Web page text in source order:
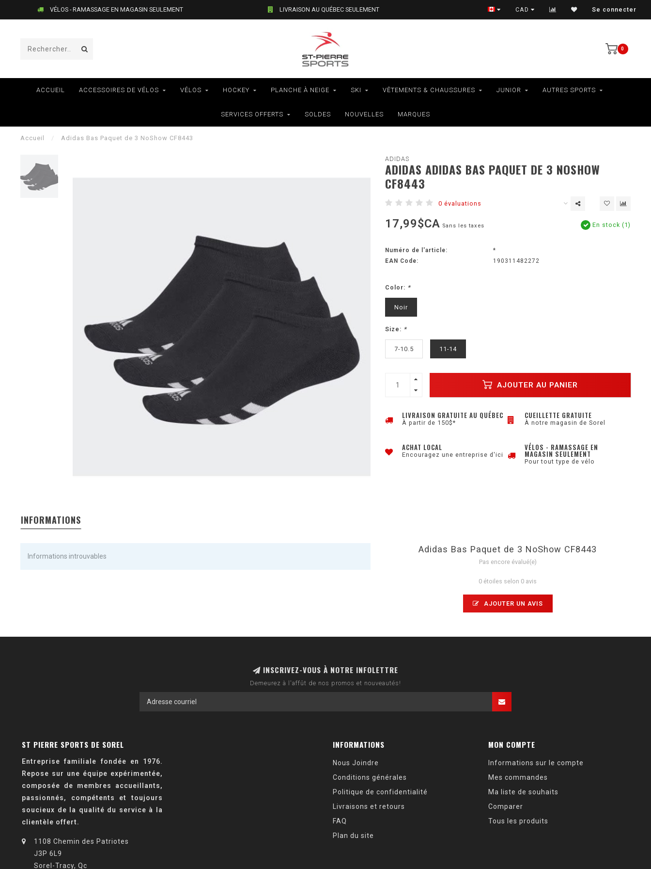
VÉLOS - RAMASSAGE EN MAGASIN SEULEMENT LIVRAISON AU QUÉBEC SEULEMENT VÉLOS - RAMASSAGE EN MAGASIN SEULEMENT
CAD Se connecter
0
ACCUEIL ACCESSOIRES DE VÉLOS VÉLOS HOCKEY PLANCHE À NEIGE SKI VÊTEMENTS & CHAUSSURES JUNIOR AUTRES SPORTS
SERVICES OFFERTS SOLDES NOUVELLES MARQUES
Accueil / Adidas Bas Paquet de 3 NoShow CF8443
ADIDAS
ADIDAS ADIDAS BAS PAQUET DE 3 NOSHOW
CF8443
0 évaluations
17,99$CA Sans les taxes En stock (1)
Numéro de l'article:
*
EAN Code:
190311482272
Color: *
Noir
Size: *
7-10.5 11-14
AJOUTER AU PANIER
LIVRAISON GRATUITE AU QUÉBEC
À partir de 150$*
CUEILLETTE GRATUITE
À notre magasin de Sorel
ACHAT LOCAL
Encouragez une entreprise d'ici
VÉLOS - RAMASSAGE EN
MAGASIN SEULEMENT
Pour tout type de vélo
INFORMATIONS
Informations introuvables
Adidas Bas Paquet de 3 NoShow CF8443
Pas encore évalué(e)
0 étoiles selon 0 avis
AJOUTER UN AVIS
INSCRIVEZ-VOUS À NOTRE INFOLETTRE
Demeurez à l'affût de nos promos et nouveautés!
ST PIERRE SPORTS DE SOREL
Entreprise familiale fondée en 1976.
Repose sur une équipe expérimentée,
composée de membres accueillants,
passionnés, compétents et toujours
soucieux de la qualité du service à la
clientèle offert.
1108 Chemin des Patriotes
J3P 6L9
Sorel-Tracy, Qc
INFORMATIONS
Nous Joindre
Conditions générales
Politique de confidentialité
Livraisons et retours
FAQ
Plan du site
MON COMPTE
Informations sur le compte
Mes commandes
Ma liste de souhaits
Comparer
Tous les produits